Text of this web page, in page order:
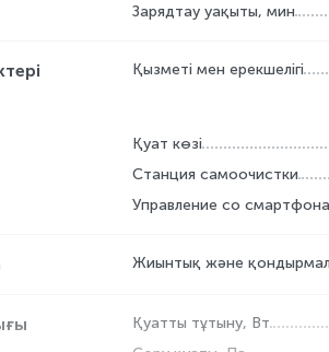
Зарядтау уақыты, мин
Қызметі мен ерекшелігі
Қуат көзі
Станция самоочистки
Управление со смартфона
Жиынтық және
Қуатты тұтыну, Вт